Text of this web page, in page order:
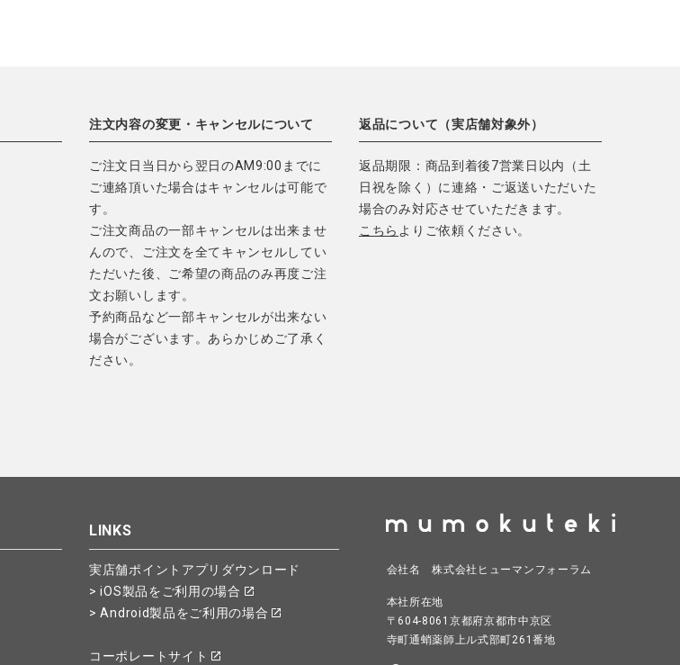
注文内容の変更・キャンセルについて
ご注文日当日から翌日のAM9:00までに
ご連絡頂いた場合はキャンセルは可能で
す。
ご注文商品の一部キャンセルは出来ませ
んので、ご注文を全てキャンセルしてい
ただいた後、ご希望の商品のみ再度ご注
文お願いします。
予約商品など一部キャンセルが出来ない
場合がございます。あらかじめご了承く
ださい。
返品について（実店舗対象外）
返品期限：商品到着後7営業日以内（土
日祝を除く）に連絡・ご返送いただいた
場合のみ対応させていただきます。
こちら よりご依頼ください。
LINKS
実店舗ポイントアプリダウンロード
> iOS製品をご利用の場合
> Android製品をご利用の場合
コーポレートサイト
会社名 株式会社ヒューマンフォーラム
本社所在地
〒604-8061京都府京都市中京区
寺町通蛸薬師上ル式部町261番地